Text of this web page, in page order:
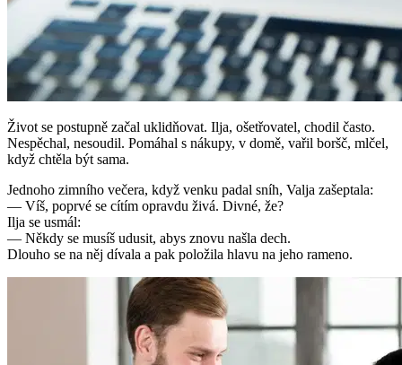
Život se postupně začal uklidňovat. Ilja, ošetřovatel, chodil často.
Nespěchal, nesoudil. Pomáhal s nákupy, v domě, vařil boršč, mlčel,
když chtěla být sama.
Jednoho zimního večera, když venku padal sníh, Valja zašeptala:
— Víš, poprvé se cítím opravdu živá. Divné, že?
Ilja se usmál:
— Někdy se musíš udusit, abys znovu našla dech.
Dlouho se na něj dívala a pak položila hlavu na jeho rameno.